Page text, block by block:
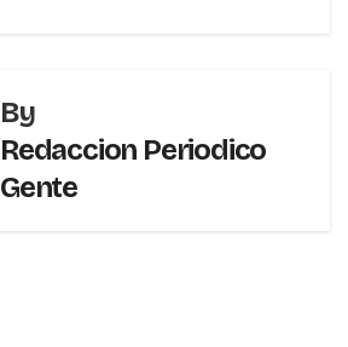
By
Redaccion Periodico
Gente